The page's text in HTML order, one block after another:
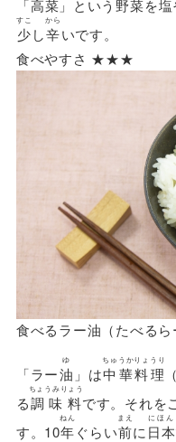
「高菜 」という 野菜を塩
少
すこ
し辛
から
いです。
食べやすさ ★★★
食べるラー油（たべるら
「ラー油
ゆ
」は中華料理
ちゅうかりょうり
る調味料
ちょうみりょう
です。それを
す。10年
ねん
ぐらい前
まえ
に 日本
にほん